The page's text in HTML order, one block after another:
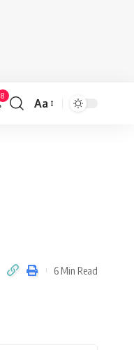
8
Font
Aa
6 Min Read